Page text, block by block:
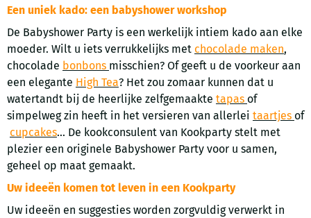
Een uniek kado: een babyshower workshop
De Babyshower Party is een werkelijk intiem kado aan elke
moeder. Wilt u iets verrukkelijks met chocolade maken,
chocolade bonbons misschien? Of geeft u de voorkeur aan
een elegante High Tea? Het zou zomaar kunnen dat u
watertandt bij de heerlijke zelfgemaakte tapas of
simpelweg zin heeft in het versieren van allerlei taartjes of
cupcakes... De kookconsulent van Kookparty stelt met
plezier een originele Babyshower Party voor u samen,
geheel op maat gemaakt.
Uw ideeën komen tot leven in een Kookparty
Uw ideeën en suggesties worden zorgvuldig verwerkt in